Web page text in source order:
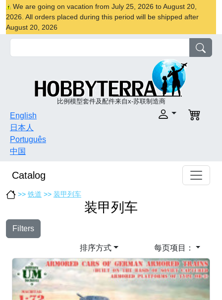
We are going on vacation from July 25, 2026 to August 20,
2026. All orders placed during this period will be shipped after
August 20, 2026
比例模型套件及配件来自x-苏联制造商
English
日本人
Português
中国
Catalog
>> 铁道 >> 装甲列车
装甲列车
Filters
排序方式 每页项目：